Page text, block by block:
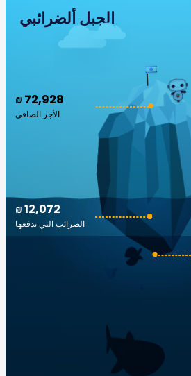
الجبل ألضرائبي
₪ 72,928
الأجر الصافي
₪ 12,072
الضرائب التي تدفعها